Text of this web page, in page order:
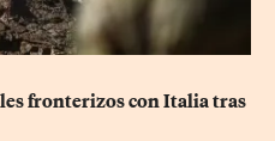
fronterizos con Italia tras